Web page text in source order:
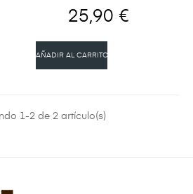
25,90 €
AÑADIR AL CARRITO
1-2 de 2 artículo(s)